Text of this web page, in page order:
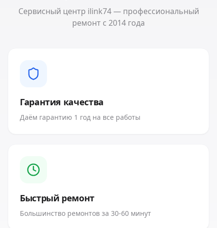
Сервисный центр ilink74 — профессиональный
ремонт с 2014 года
Гарантия качества
Даём гарантию 1 год на все работы
Быстрый ремонт
Большинство ремонтов за 30-60 минут